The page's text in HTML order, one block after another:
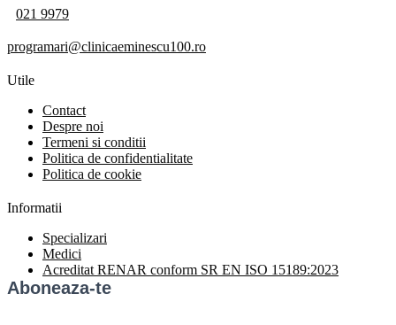
021 9979
programari@clinicaeminescu100.ro
Utile
Contact
Despre noi
Termeni si conditii
Politica de confidentialitate
Politica de cookie
Informatii
Specializari
Medici
Acreditat RENAR conform SR EN ISO 15189:2023
Aboneaza-te